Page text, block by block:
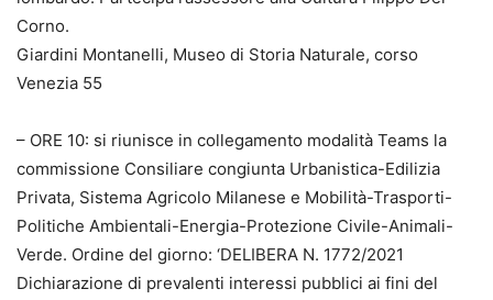
Corno.
Giardini Montanelli, Museo di Storia Naturale, corso
Venezia 55
– ORE 10: si riunisce in collegamento modalità Teams la
commissione Consiliare congiunta Urbanistica-Edilizia
Privata, Sistema Agricolo Milanese e Mobilità-Trasporti-
Politiche Ambientali-Energia-Protezione Civile-Animali-
Verde. Ordine del giorno: ‘DELIBERA N. 1772/2021
Dichiarazione di prevalenti interessi pubblici ai fini del